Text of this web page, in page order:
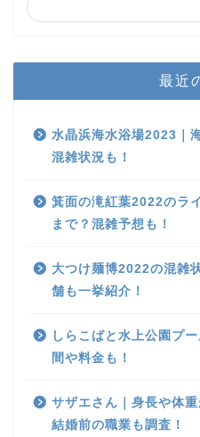
最近
水晶浜海水浴場2023｜
混雑状況も！
箕面の滝紅葉2022のラ
まで？混雑予想も！
大つけ麺博2022の混雑
舗も一挙紹介！
しらこばと水上公園プ
間や料金も！
サザエさん｜身長や体
結婚前の職業も調査！